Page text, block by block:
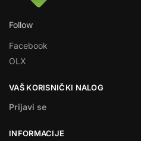
Follow
Facebook
OLX
VAŠ KORISNIČKI NALOG
Prijavi se
INFORMACIJE